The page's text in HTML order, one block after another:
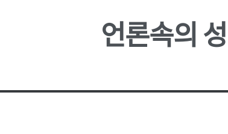
성신 이벤트
성신 포커스
언론속의 성신
융합보안전문대학원
교직
학생증 발급
성신 미디어
성신학보
언론속의